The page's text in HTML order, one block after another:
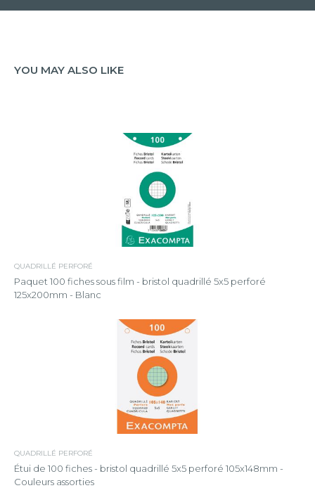
YOU MAY ALSO LIKE
QUADRILLÉ PERFORÉ
Paquet 100 fiches sous film - bristol quadrillé 5x5 perforé
125x200mm - Blanc
QUADRILLÉ PERFORÉ
Étui de 100 fiches - bristol quadrillé 5x5 perforé 105x148mm -
Couleurs assorties